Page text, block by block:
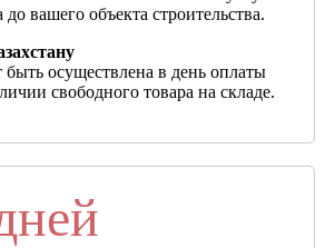
до вашего объекта строительства.
быть осуществлена в день оплаты
свободного товара на складе.